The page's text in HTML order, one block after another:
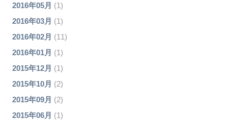
2016年05月 (1)
2016年03月 (1)
2016年02月 (11)
2016年01月 (1)
2015年12月 (1)
2015年10月 (2)
2015年09月 (2)
2015年06月 (1)